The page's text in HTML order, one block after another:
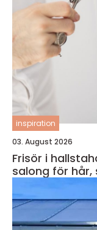
inspiration
03. August 2026
Frisör i hallstahammar så
salong för hår,